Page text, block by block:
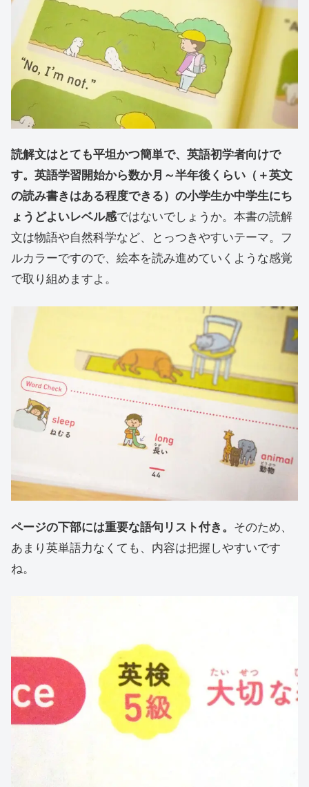
読解文はとても平坦かつ簡単で、英語初学者向けで
す。英語学習開始から数か月～半年後くらい（＋英文
の読み書きはある程度できる）の小学生か中学生にち
ょうどよいレベル感ではないでしょうか。本書の読解
文は物語や自然科学など、とっつきやすいテーマ。フ
ルカラーですので、絵本を読み進めていくような感覚
で取り組めますよ。
ページの下部には重要な語句リスト付き。 そのため、
あまり英単語力なくても、内容は把握しやすいです
ね。